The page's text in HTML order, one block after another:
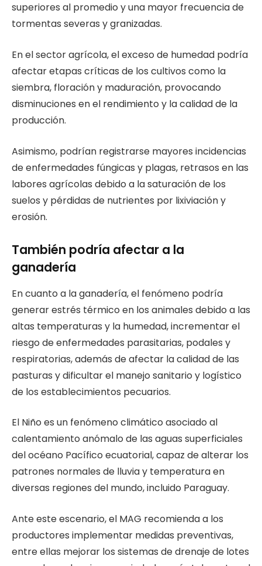
superiores al promedio y una mayor frecuencia de
tormentas severas y granizadas.
En el sector agrícola, el exceso de humedad podría
afectar etapas críticas de los cultivos como la
siembra, floración y maduración, provocando
disminuciones en el rendimiento y la calidad de la
producción.
Asimismo, podrían registrarse mayores incidencias
de enfermedades fúngicas y plagas, retrasos en las
labores agrícolas debido a la saturación de los
suelos y pérdidas de nutrientes por lixiviación y
erosión.
También podría afectar a la
ganadería
En cuanto a la ganadería, el fenómeno podría
generar estrés térmico en los animales debido a las
altas temperaturas y la humedad, incrementar el
riesgo de enfermedades parasitarias, podales y
respiratorias, además de afectar la calidad de las
pasturas y dificultar el manejo sanitario y logístico
de los establecimientos pecuarios.
El Niño es un fenómeno climático asociado al
calentamiento anómalo de las aguas superficiales
del océano Pacífico ecuatorial, capaz de alterar los
patrones normales de lluvia y temperatura en
diversas regiones del mundo, incluido Paraguay.
Ante este escenario, el MAG recomienda a los
productores implementar medidas preventivas,
entre ellas mejorar los sistemas de drenaje de lotes